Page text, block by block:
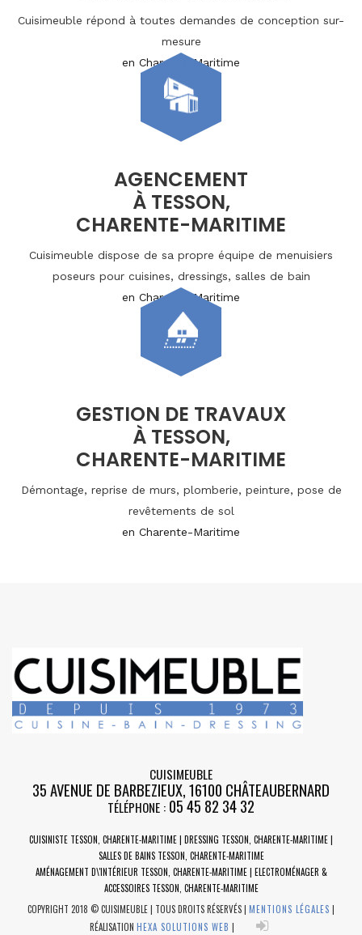
Cuisimeuble répond à toutes demandes de conception sur-
mesure
en Charente-Maritime
AGENCEMENT
À TESSON,
CHARENTE-MARITIME
Cuisimeuble dispose de sa propre équipe de menuisiers
poseurs pour cuisines, dressings, salles de bain
en Charente-Maritime
GESTION DE TRAVAUX
À TESSON,
CHARENTE-MARITIME
Démontage, reprise de murs, plomberie, peinture, pose de
revêtements de sol
en Charente-Maritime
CUISIMEUBLE
35 AVENUE DE BARBEZIEUX,16100 CHÂTEAUBERNARD
TÉLÉPHONE : 05 45 82 34 32
CUISINISTE TESSON, CHARENTE-MARITIME | DRESSING TESSON, CHARENTE-MARITIME |
SALLES DE BAINS TESSON, CHARENTE-MARITIME
AMÉNAGEMENT D\'INTÉRIEUR TESSON, CHARENTE-MARITIME | ELECTROMÉNAGER &
ACCESSOIRES TESSON, CHARENTE-MARITIME
COPYRIGHT 2018 © CUISIMEUBLE | TOUS DROITS RÉSERVÉS | MENTIONS LÉGALES |
RÉALISATIONHEXA SOLUTIONS WEB |